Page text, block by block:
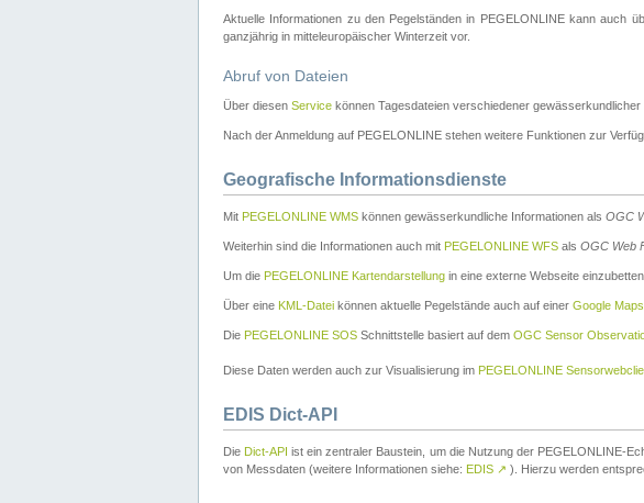
Aktuelle Informationen zu den Pegelständen in PEGELONLINE kann auch
ganzjährig in mitteleuropäischer Winterzeit vor.
Abruf von Dateien
Über diesen Service können Tagesdateien verschiedener
Nach der Anmeldung auf PEGELONLINE stehen weitere Funktionen zur
Geografische Informationsdienste
Mit PEGELONLINE WMS können gewässerkundliche Informationen als OGC
Weiterhin sind die Informationen auch mit PEGELONLINE WFS als OGC Web
Um die PEGELONLINE Kartendarstellung in eine externe Webseite
Über eine KML-Datei können aktuelle Pegelstände auch auf einer Google
Die PEGELONLINE SOS Schnittstelle basiert auf dem OGC Sensor
Diese Daten werden auch zur Visualisierung im PEGELONLINE
EDIS Dict-API
Die Dict-API ist ein zentraler Baustein, um die Nutzung der PEGELONLINE-
von Messdaten (weitere Informationen siehe: EDIS ↗ ). Hierzu werden